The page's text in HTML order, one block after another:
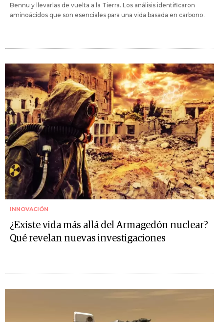
Bennu y llevarlas de vuelta a la Tierra. Los análisis identificaron
aminoácidos que son esenciales para una vida basada en carbono.
INNOVACIÓN
¿Existe vida más allá del Armagedón nuclear?
Qué revelan nuevas investigaciones